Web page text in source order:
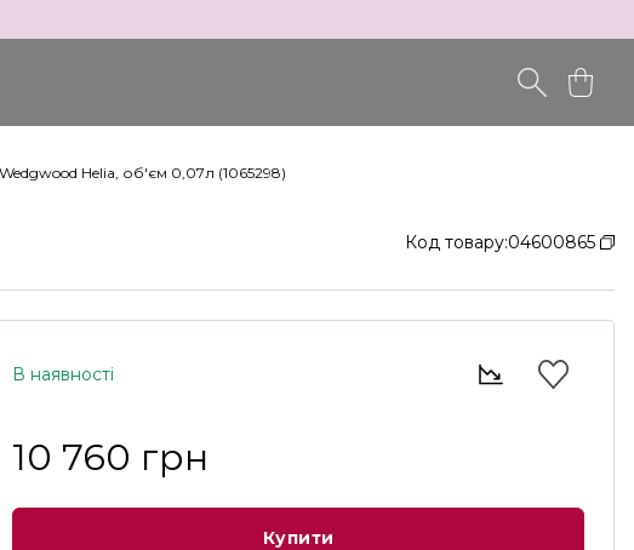
Helia, об'єм 0,07л (1065298)
Код товару:04600865
В наявності
10 760 грн
Купити